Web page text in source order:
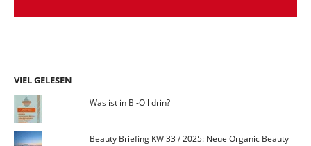
VIEL GELESEN
Was ist in Bi-Oil drin?
Beauty Briefing KW 33 / 2025: Neue Organic Beauty